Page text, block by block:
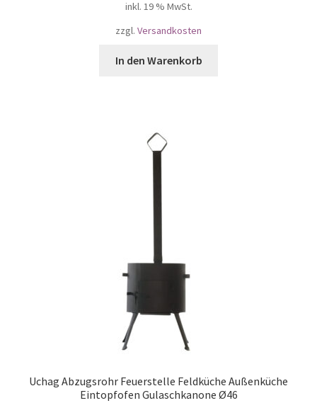
inkl. 19 % MwSt.
zzgl. Versandkosten
In den Warenkorb
Uchag Abzugsrohr Feuerstelle Feldküche Außenküche
Eintopfofen Gulaschkanone Ø46